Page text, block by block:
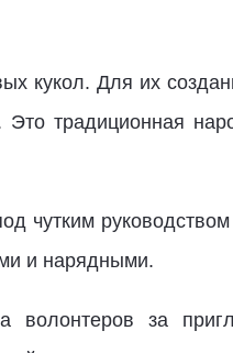
кукол. Для их
традиционная
чутким
и нарядными.
волонтеров за